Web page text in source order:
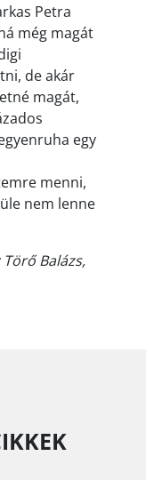
Petra
még magát
de akár
magát,
egy
menni,
nem lenne
Balázs,